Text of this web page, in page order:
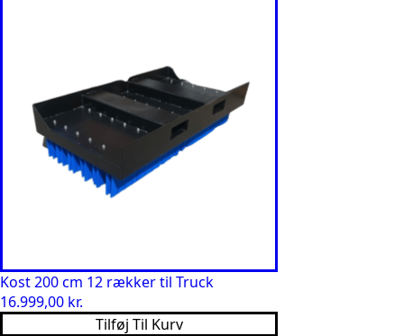
Kost 200 cm 12 rækker til Truck
16.999,00 kr.
Tilføj Til Kurv